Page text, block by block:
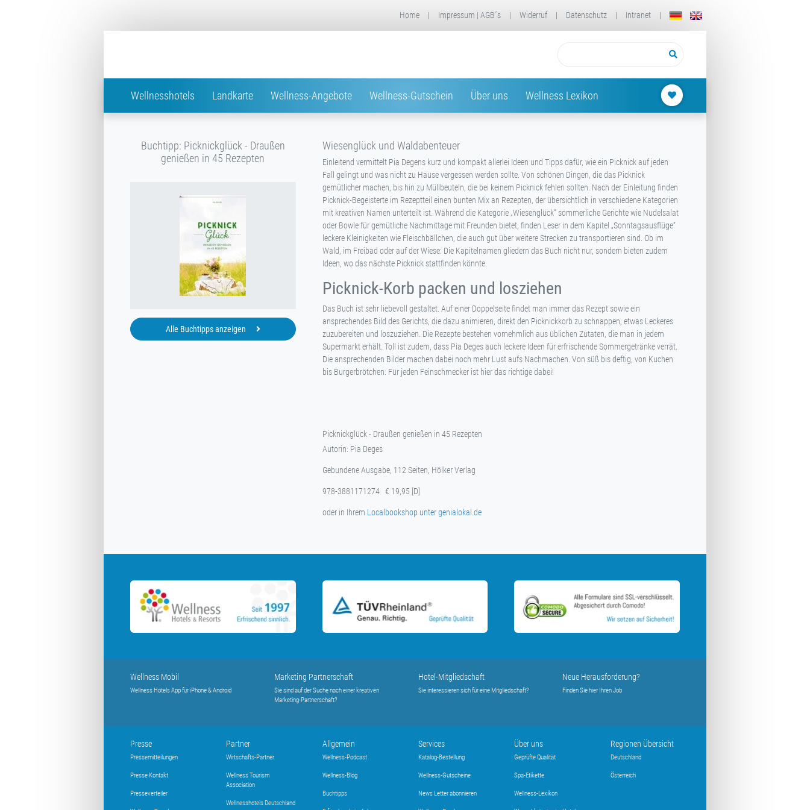
Home | Impressum | AGB´s | Widerruf | Datenschutz | Intranet |
Wellnesshotels Landkarte Wellness-Angebote Wellness-Gutschein Über uns Wellness Lexikon
Buchtipp: Picknickglück - Draußen
genießen in 45 Rezepten
Alle Buchtipps anzeigen
Wiesenglück und Waldabenteuer
Einleitend vermittelt Pia Degens kurz und kompakt allerlei Ideen und Tipps dafür, wie ein Picknick auf jeden
Fall gelingt und was nicht zu Hause vergessen werden sollte. Von schönen Dingen, die das Picknick
gemütlicher machen, bis hin zu Müllbeuteln, die bei keinem Picknick fehlen sollten. Nach der Einleitung finden
Picknick-Begeisterte im Rezeptteil einen bunten Mix an Rezepten, der übersichtlich in verschiedene Kategorien
mit kreativen Namen unterteilt ist. Während die Kategorie „Wiesenglück“ sommerliche Gerichte wie Nudelsalat
oder Bowle für gemütliche Nachmittage mit Freunden bietet, finden Leser in dem Kapitel „Sonntagsausflüge“
leckere Kleinigkeiten wie Fleischbällchen, die auch gut über weitere Strecken zu transportieren sind. Ob im
Wald, im Freibad oder auf der Wiese: Die Kapitelnamen gliedern das Buch nicht nur, sondern bieten zudem
Ideen, wo das nächste Picknick stattfinden könnte.
Picknick-Korb packen und losziehen
Das Buch ist sehr liebevoll gestaltet. Auf einer Doppelseite findet man immer das Rezept sowie ein
ansprechendes Bild des Gerichts, die dazu animieren, direkt den Picknickkorb zu schnappen, etwas Leckeres
zuzubereiten und loszuziehen. Die Rezepte bestehen vornehmlich aus üblichen Zutaten, die man in jedem
Supermarkt erhält. Toll ist zudem, dass Pia Deges auch leckere Ideen für erfrischende Sommergetränke verrät.
Die ansprechenden Bilder machen dabei noch mehr Lust aufs Nachmachen. Von süß bis deftig, von Kuchen
bis Burgerbrötchen: Für jeden Feinschmecker ist hier das richtige dabei!
Picknickglück - Draußen genießen in 45 Rezepten
Autorin: Pia Deges
Gebundene Ausgabe, 112 Seiten, Hölker Verlag
978-3881171274 € 19,95 [D]
oder in Ihrem Localbookshop unter genialokal.de
Wellness Mobil
Wellness Hotels App für iPhone & Android
Marketing Partnerschaft
Sie sind auf der Suche nach einer kreativen
Marketing-Partnerschaft?
Hotel-Mitgliedschaft
Sie interessieren sich für eine Mitgliedschaft?
Neue Herausforderung?
Finden Sie hier Ihren Job
Presse
Pressemitteilungen
Presse Kontakt
Presseverteiler
Partner
Wirtschafts-Partner
Wellness Tourism
Association
Wellnesshotels Deutschland
Allgemein
Wellness-Podcast
Wellness-Blog
Buchtipps
Services
Katalog-Bestellung
Wellness-Gutscheine
News Letter abonnieren
Über uns
Geprüfte Qualität
Spa-Etikette
Wellness-Lexikon
Regionen Übersicht
Deutschland
Österreich